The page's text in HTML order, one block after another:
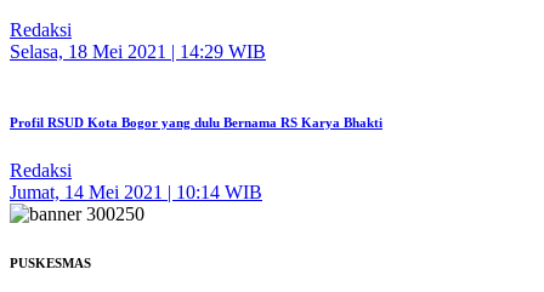
Redaksi
Selasa, 18 Mei 2021 | 14:29 WIB
Profil RSUD Kota Bogor yang dulu Bernama RS Karya Bhakti
Redaksi
Jumat, 14 Mei 2021 | 10:14 WIB
PUSKESMAS